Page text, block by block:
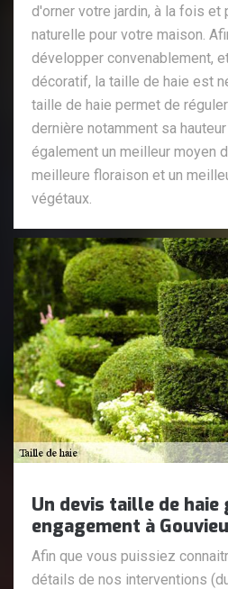
d'orner votre jardin, à la fois et
naturelle pour votre maison.
développer convenablement,
décoratif, la taille de haie est
taille de haie permet de
dernière notamment sa
également un meilleur moyen
meilleure floraison et un
végétaux.
Un devis taille de
engagement à
Afin que vous puissiez
détails de nos interventions